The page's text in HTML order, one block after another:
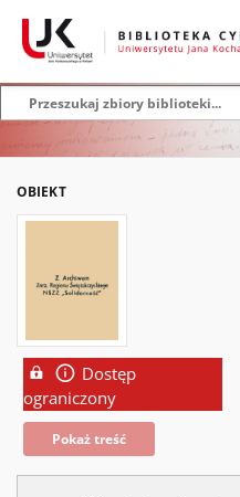
OBIEKT
Dostęp
ograniczony
Pokaż treść